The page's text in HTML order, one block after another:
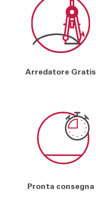
Arredatore Gratis
Pronta consegna